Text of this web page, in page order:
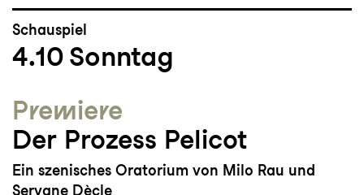
Schauspiel
4.10 Sonntag
Premiere
Der Prozess Pelicot
Ein szenisches Oratorium von Milo Rau und
Servane Dècle